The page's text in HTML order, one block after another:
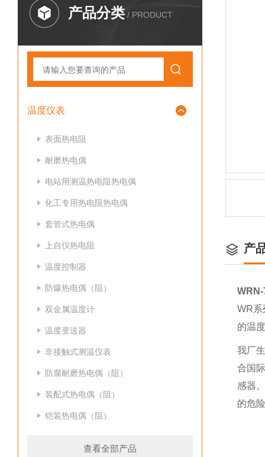
产品分类 / PRODUCT
温度仪表
表面热电阻
耐磨热电偶
电站用测温热电阻热电偶
化工专用热电阻热电偶
套管式热电偶
上自仪热电阻
温度控制器
防爆热电偶（阻）
双金属温度计
温度变送器
非接触式测温仪表
防腐耐磨热电偶（阻）
装配式热电偶（阻）
铠装热电偶（阻）
查看全部产品
产
WR系
的温
我厂
合国
感器
的危